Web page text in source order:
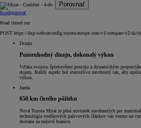
Porovnať
Konfigurovať
Read timed out
POST https://dxp-webcarconfig.toyota-europe.com/v1/compare-v2/sk/sk
Dizajn
Pozoruhodný dizajn, dokonalý výkon
Vďaka svojmu športovému postoju a dynamickým
dojem. Každý aspekt bol starostlivo navrhnutý tak, aby
výkon.
Jazda
650 km čistého pôžitku
Nová Toyota Mirai je plná noviniek navrhnutých pre
technológia vodíkových palivových článkov vás vezme na
dostane za nulovú hranicu.